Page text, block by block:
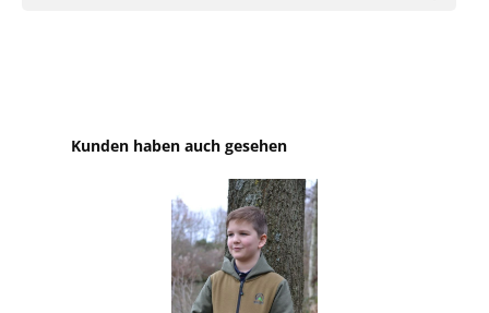
Produktgalerie überspringen
Kunden haben auch gesehen